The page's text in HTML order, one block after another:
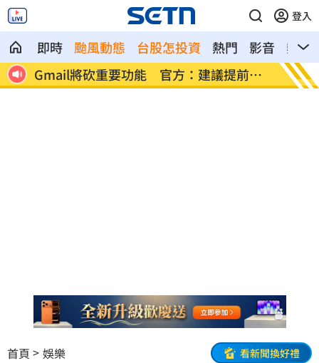
登入
即時 颱風動態 台股怎投資 熱門 影音
熱搜
前備
陳冠偉體脂升高亮警訊 葉總無下二軍打
算
梅
首頁 娛樂 看新聞換好禮